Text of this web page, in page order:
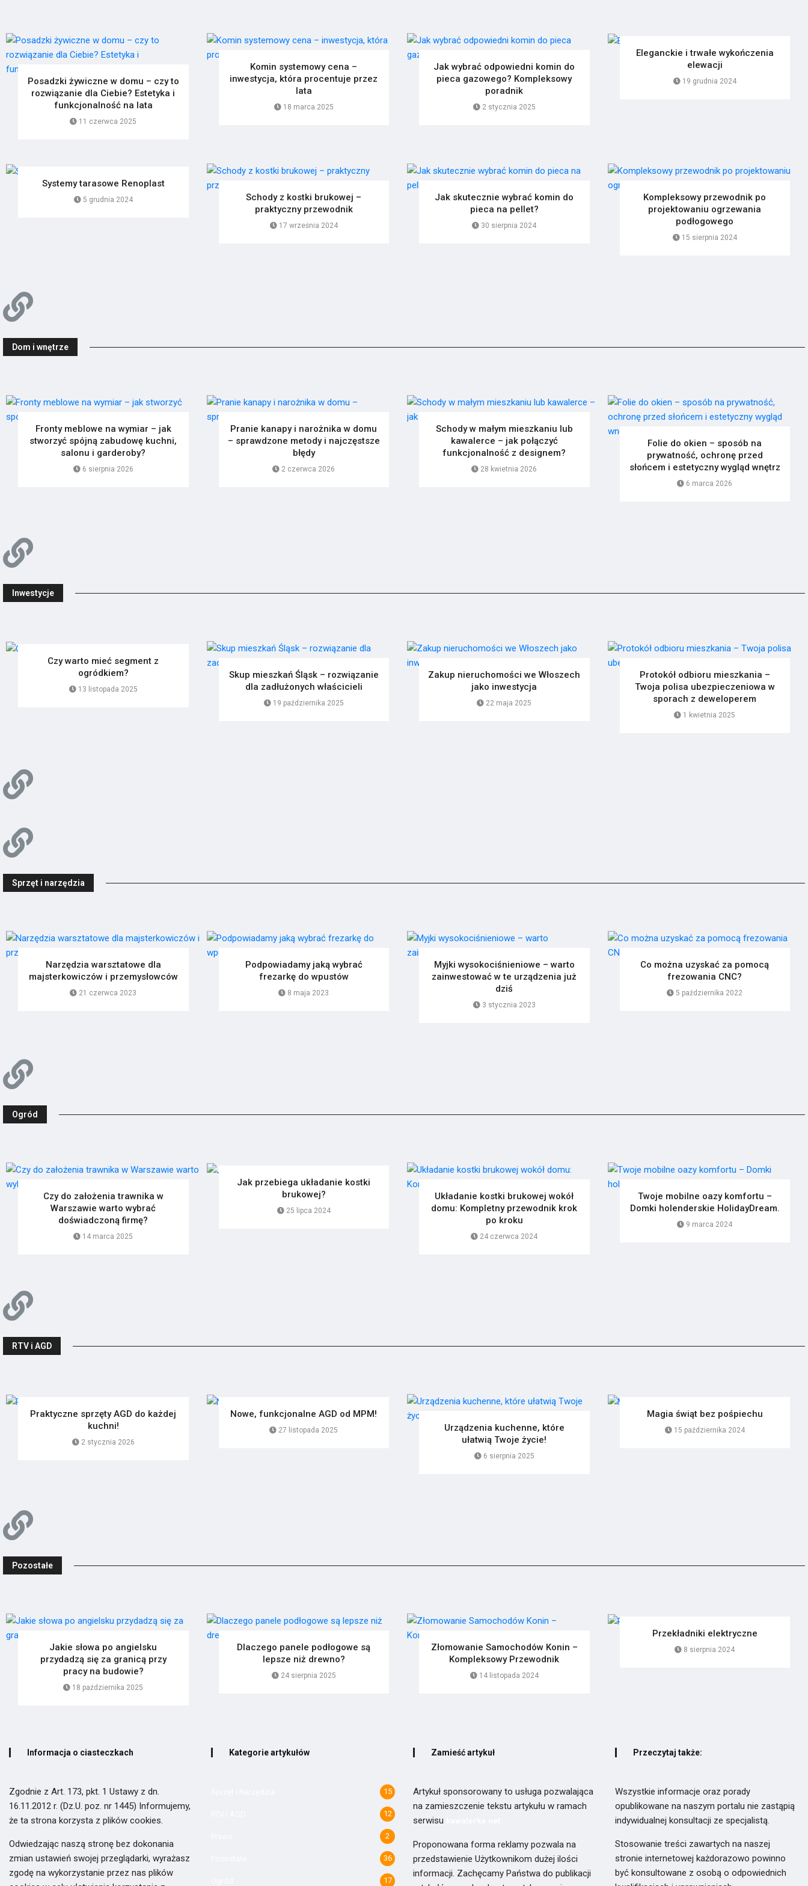
Posadzki żywiczne w domu – czy to
rozwiązanie dla Ciebie? Estetyka i
funkcjonalność na lata
11 czerwca 2025
Komin systemowy cena –
inwestycja, która procentuje przez
lata
18 marca 2025
Jak wybrać odpowiedni komin do
pieca gazowego? Kompleksowy
poradnik
2 stycznia 2025
Eleganckie i trwałe wykończenia
elewacji
19 grudnia 2024
Systemy tarasowe Renoplast
5 grudnia 2024
Schody z kostki brukowej –
praktyczny przewodnik
17 września 2024
Jak skutecznie wybrać komin do
pieca na pellet?
30 sierpnia 2024
Kompleksowy przewodnik po
projektowaniu ogrzewania
podłogowego
15 sierpnia 2024
Dom i wnętrze
Fronty meblowe na wymiar – jak
stworzyć spójną zabudowę kuchni,
salonu i garderoby?
6 sierpnia 2026
Pranie kanapy i narożnika w domu
– sprawdzone metody i najczęstsze
błędy
2 czerwca 2026
Schody w małym mieszkaniu lub
kawalerce – jak połączyć
funkcjonalność z designem?
28 kwietnia 2026
Folie do okien – sposób na
prywatność, ochronę przed
słońcem i estetyczny wygląd wnętrz
6 marca 2026
Inwestycje
Czy warto mieć segment z
ogródkiem?
13 listopada 2025
Skup mieszkań Śląsk – rozwiązanie
dla zadłużonych właścicieli
19 października 2025
Zakup nieruchomości we Włoszech
jako inwestycja
22 maja 2025
Protokół odbioru mieszkania –
Twoja polisa ubezpieczeniowa w
sporach z deweloperem
1 kwietnia 2025
Sprzęt i narzędzia
Narzędzia warsztatowe dla
majsterkowiczów i przemysłowców
21 czerwca 2023
Podpowiadamy jaką wybrać
frezarkę do wpustów
8 maja 2023
Myjki wysokociśnieniowe – warto
zainwestować w te urządzenia już
dziś
3 stycznia 2023
Co można uzyskać za pomocą
frezowania CNC?
5 października 2022
Ogród
Czy do założenia trawnika w
Warszawie warto wybrać
doświadczoną firmę?
14 marca 2025
Jak przebiega układanie kostki
brukowej?
25 lipca 2024
Układanie kostki brukowej wokół
domu: Kompletny przewodnik krok
po kroku
24 czerwca 2024
Twoje mobilne oazy komfortu –
Domki holenderskie HolidayDream.
9 marca 2024
RTV i AGD
Praktyczne sprzęty AGD do każdej
kuchni!
2 stycznia 2026
Nowe, funkcjonalne AGD od MPM!
27 listopada 2025
Urządzenia kuchenne, które
ułatwią Twoje życie!
6 sierpnia 2025
Magia świąt bez pośpiechu
15 października 2024
Pozostałe
Jakie słowa po angielsku
przydadzą się za granicą przy
pracy na budowie?
18 października 2025
Dlaczego panele podłogowe są
lepsze niż drewno?
24 sierpnia 2025
Złomowanie Samochodów Konin –
Kompleksowy Przewodnik
14 listopada 2024
Przekładniki elektryczne
8 sierpnia 2024
Informacja o ciasteczkach
Zgodnie z Art. 173, pkt. 1 Ustawy z dn.
16.11.2012 r. (Dz.U. poz. nr 1445) Informujemy,
że ta strona korzysta z plików cookies.
Odwiedzając naszą stronę bez dokonania
zmian ustawień swojej przeglądarki, wyrażasz
zgodę na wykorzystanie przez nas plików
Kategorie artykułów
15
12
2
36
17
Zamieść artykuł
Artykuł sponsorowany to usługa pozwalająca
na zamieszczenie tekstu artykułu w ramach
serwisu
Proponowana forma reklamy pozwala na
przedstawienie Użytkownikom dużej ilości
informacji. Zachęcamy Państwa do publikacji
Przeczytaj także:
Wszystkie informacje oraz porady
opublikowane na naszym portalu nie zastąpią
indywidualnej konsultacji ze specjalistą.
Stosowanie treści zawartych na naszej
stronie internetowej każdorazowo powinno
być konsultowane z osobą o odpowiednich